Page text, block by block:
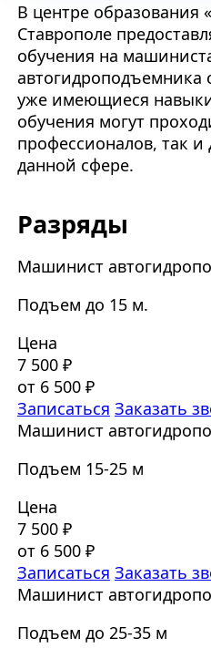
В центре образования
Ставрополе
обучения на
автогидроподъемника
уже имеющиеся
обучения могут
профессионалов, так и
данной сфере.
Разряды
Машинист
Подъем до 15 м.
Цена
7 500 ₽
от 6 500 ₽
Записаться Заказать
Машинист
Подъем 15-25 м
Цена
7 500 ₽
от 6 500 ₽
Записаться Заказать
Машинист
Подъем до 25-35 м